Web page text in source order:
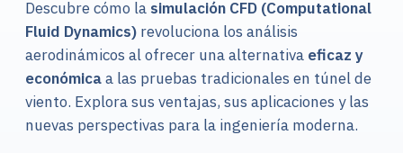
Descubre cómo la simulación CFD (Computational
Fluid Dynamics) revoluciona los análisis
aerodinámicos al ofrecer una alternativa eficaz y
económicaa las pruebas tradicionales en túnel de
viento. Explora sus ventajas, sus aplicaciones y las
nuevas perspectivas para la ingeniería moderna.